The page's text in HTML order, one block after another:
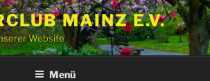
MAINZ E.V.
Website
Menü